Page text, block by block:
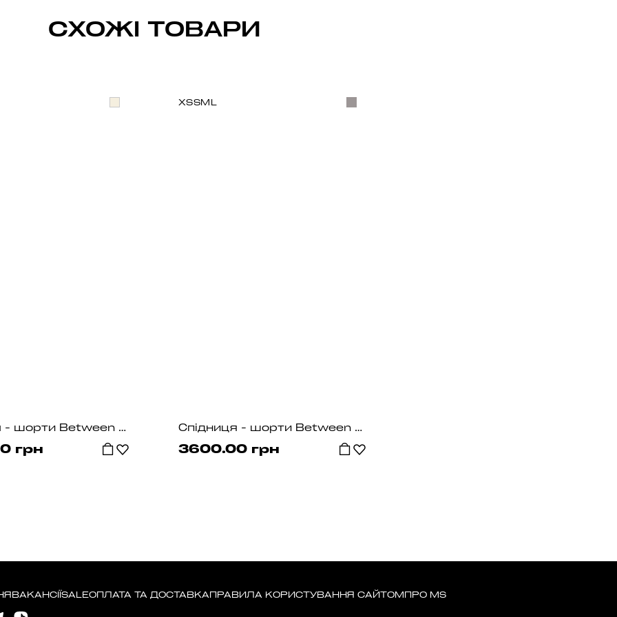
СХОЖІ ТОВАРИ
Спідниця - шорти Between Sand Grey
грн
XSSM L
Спідниця - шорти Between Steel Grey
3600.00 грн
ВАКАНСІЇ SALEОПЛАТА ТА ДОСТАВКА ПРАВИЛА КОРИСТУВАННЯ САЙТОМ ПРО MS